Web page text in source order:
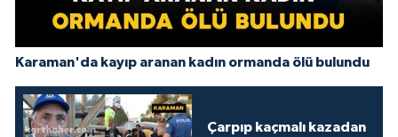
Karaman'da kayıp aranan kadın ormanda ölü bulundu
Çarpıp kaçmalı kazadan